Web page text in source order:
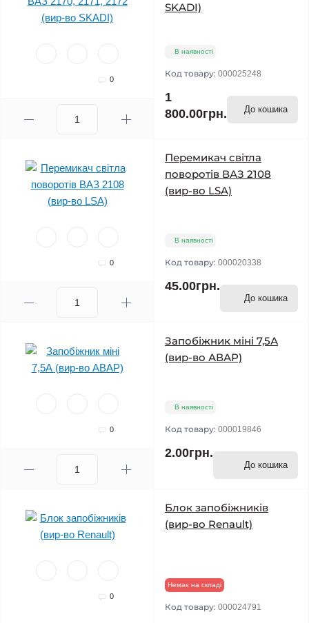
0
SKADI)
В наявності
Код товару: 000025248
1
800.00грн.
До кошика
0
Перемикач світла
поворотів ВАЗ 2108
(вир-во LSA)
В наявності
Код товару: 000020338
45.00грн.
До кошика
0
Запобіжник міні 7,5А
(вир-во АВАР)
В наявності
Код товару: 000019846
2.00грн.
До кошика
0
Блок запобіжників
(вир-во Renault)
Немає на складі
Код товару: 000024791